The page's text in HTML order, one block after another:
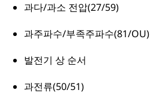
과다/과소 전압(27/59)
과주파수/부족주파수(81/OU)
발전기 상 순서
과전류(50/51)